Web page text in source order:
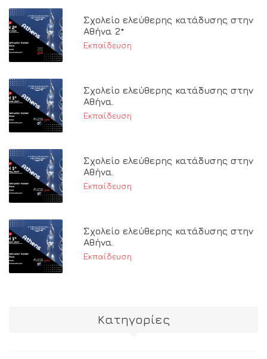
Σχολείο ελεύθερης κατάδυσης στην
Αθήνα 2*
Εκπαίδευση
Σχολείο ελεύθερης κατάδυσης στην
Αθήνα.
Εκπαίδευση
Σχολείο ελεύθερης κατάδυσης στην
Αθήνα.
Εκπαίδευση
Σχολείο ελεύθερης κατάδυσης στην
Αθήνα.
Εκπαίδευση
Kατηγορίες